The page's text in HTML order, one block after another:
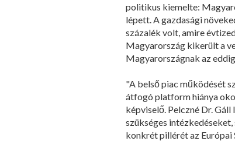
politikus kiemelte:
lépett. A gazdasági
százalék volt, amire
Magyarország kikerült a
Magyarországnak az
"A belső piac működését
átfogó platform hiánya
képviselő. Pelczné Dr.
szükséges
konkrét pillérét az Európai